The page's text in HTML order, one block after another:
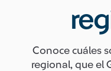
Conoce cuáles
regional, que el